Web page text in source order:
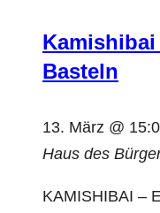
Basteln
13. März @
Haus des
KAMISHIBAI –